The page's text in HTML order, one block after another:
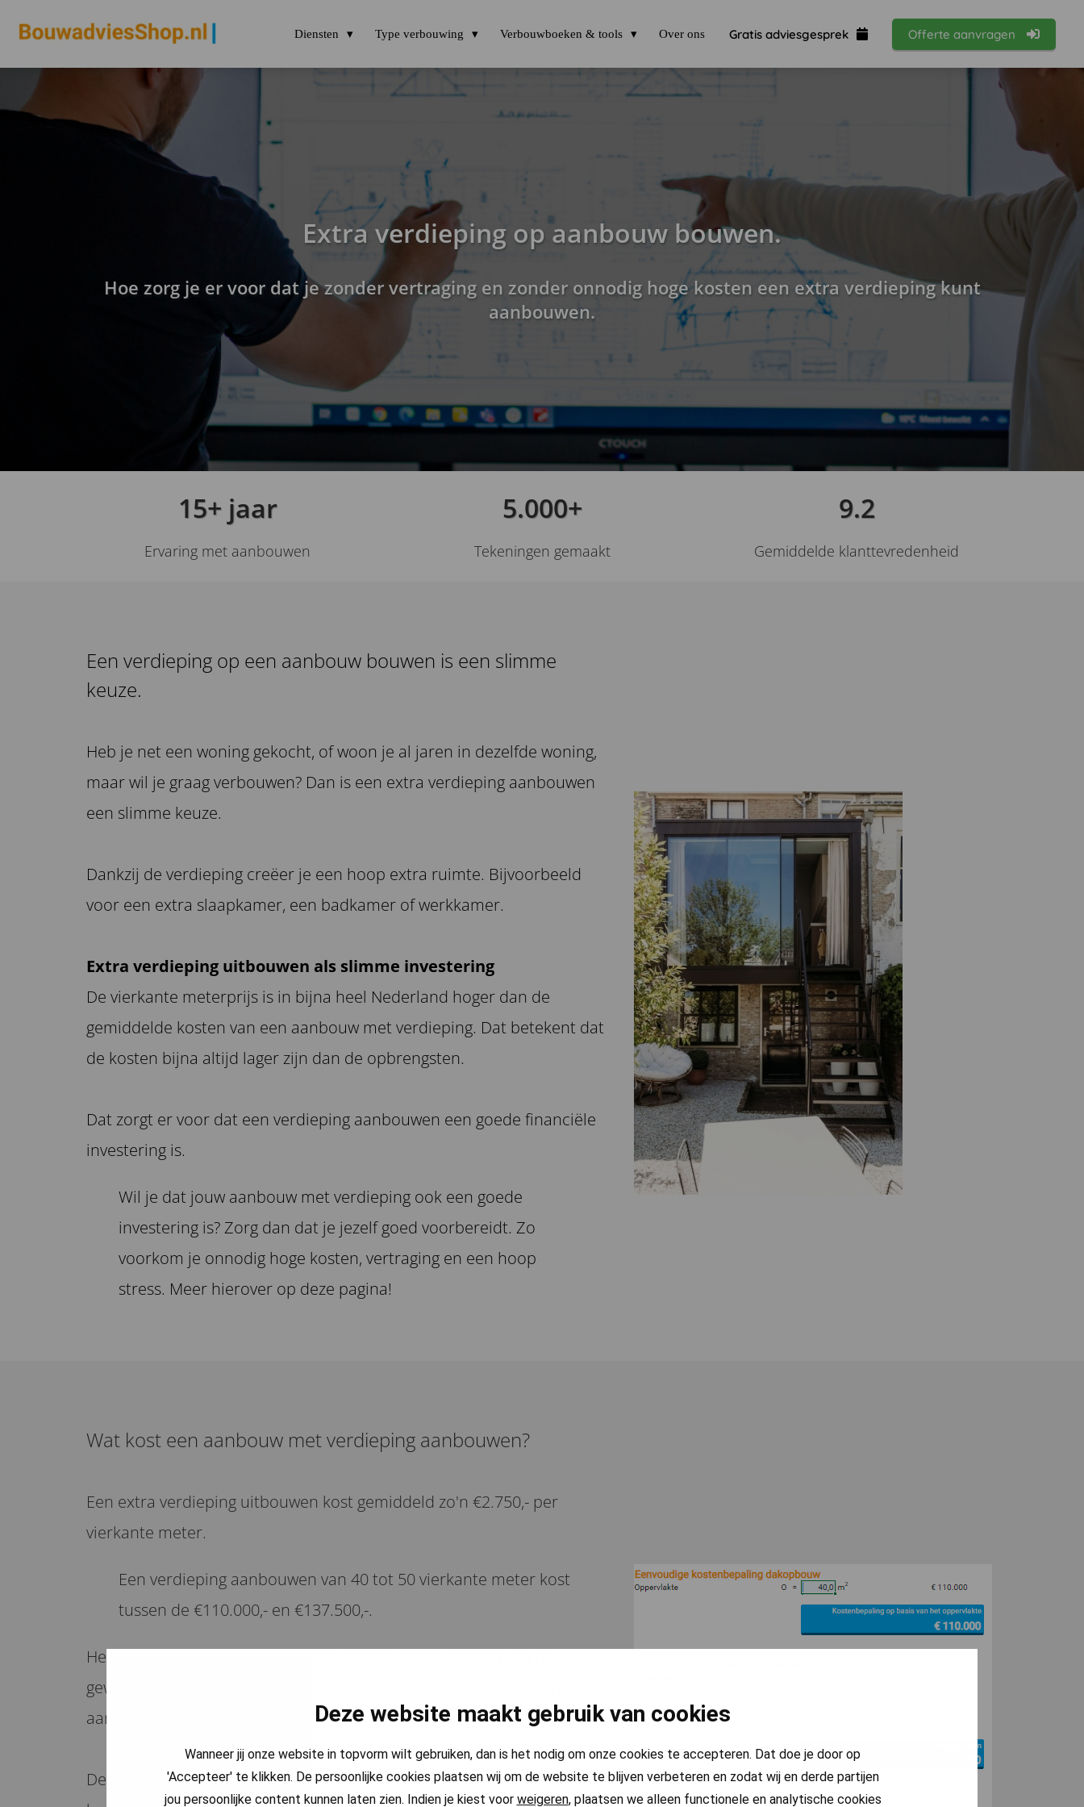
Deze website maakt gebruik van cookies
Wanneer jij onze website in topvorm wilt gebruiken, dan is het nodig om onze cookies te accepteren. Dat doe je door op
'Accepteer' te klikken. De persoonlijke cookies plaatsen wij om de website te blijven verbeteren en zodat wij en derde partijen
jou persoonlijke content kunnen laten zien. Indien je kiest voor weigeren, plaatsen we alleen functionele en analytische cookies
Diensten Type verbouwing Verbouwboeken & tools Over ons Gratis adviesgesprek Offerte aanvragen
Extra verdieping op aanbouw bouwen.
Hoe zorg je er voor dat je zonder vertraging en zonder onnodig hoge kosten een extra verdieping kunt
aanbouwen.
15+ jaar
Ervaring met aanbouwen
5.000+
Tekeningen gemaakt
9.2
Gemiddelde klanttevredenheid
Een verdieping op een aanbouw bouwen is een slimme
keuze.
Heb je net een woning gekocht, of woon je al jaren in dezelfde woning,
maar wil je graag verbouwen? Dan is een extra verdieping aanbouwen
een slimme keuze.
Dankzij de verdieping creëer je een hoop extra ruimte. Bijvoorbeeld
voor een extra slaapkamer, een badkamer of werkkamer.
Extra verdieping uitbouwen als slimme investering
De vierkante meterprijs is in bijna heel Nederland hoger dan de
gemiddelde kosten van een aanbouw met verdieping. Dat betekent dat
de kosten bijna altijd lager zijn dan de opbrengsten.
Dat zorgt er voor dat een verdieping aanbouwen een goede financiële
investering is.
Wil je dat jouw aanbouw met verdieping ook een goede
investering is? Zorg dan dat je jezelf goed voorbereidt. Zo
voorkom je onnodig hoge kosten, vertraging en een hoop
stress. Meer hierover op deze pagina!
Wat kost een aanbouw met verdieping aanbouwen?
Een extra verdieping uitbouwen kost gemiddeld zo'n €2.750,- per
vierkante meter.
Een verdieping aanbouwen van 40 tot 50 vierkante meter kost
tussen de €110.000,- en €137.500,-.
Het formaat van de verdieping, het constructieve ontwerp en de
gewenste afwerking hebben de grootste impact op de kosten van de
aanbouw met verdieping.
De definitieve kosten van de uitbouw worden vastgesteld, zodra de